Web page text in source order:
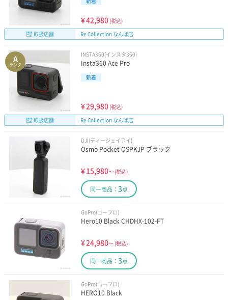
¥42,980 (税込)
取扱店舗
Re Collection なんば店
A
ランク
INSTA360(インスタ360)
Insta360 Ace Pro
新着
¥29,980 (税込)
取扱店舗
Re Collection なんば店
DJI(ディージェイアイ)
Osmo Pocket OSPKJP ブラック
¥15,980～ (税込)
同一商品： 3点
GoPro(ゴープロ)
Hero10 Black CHDHX-102-FT
¥24,980～ (税込)
同一商品： 3点
GoPro(ゴープロ)
HERO10 Black